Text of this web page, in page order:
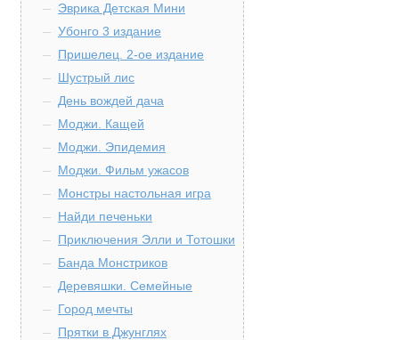
Эврика Детская Мини
Убонго 3 издание
Пришелец. 2-ое издание
Шустрый лис
День вождей дача
Моджи. Кащей
Моджи. Эпидемия
Моджи. Фильм ужасов
Монстры настольная игра
Найди печеньки
Приключения Элли и Тотошки
Банда Монстриков
Деревяшки. Семейные
Город мечты
Прятки в Джунглях